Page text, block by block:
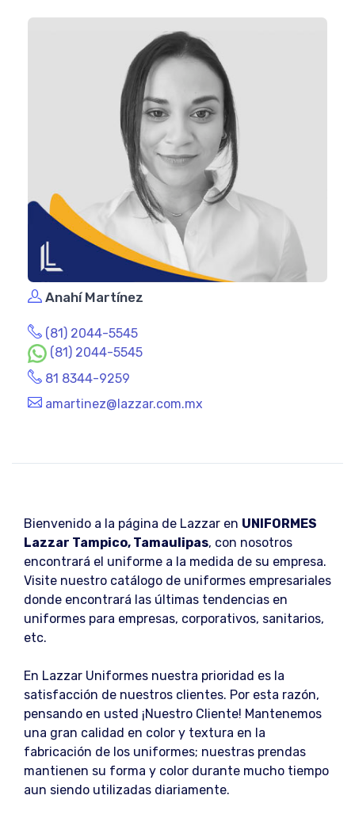
Anahí Martínez
(81) 2044-5545
(81) 2044-5545
81 8344-9259
amartinez@lazzar.com.mx
Bienvenido a la página de Lazzar en UNIFORMES
Lazzar Tampico, Tamaulipas, con nosotros
encontrará el uniforme a la medida de su empresa.
Visite nuestro catálogo de uniformes empresariales
donde encontrará las últimas tendencias en
uniformes para empresas, corporativos, sanitarios,
etc.
En Lazzar Uniformes nuestra prioridad es la
satisfacción de nuestros clientes. Por esta razón,
pensando en usted ¡Nuestro Cliente! Mantenemos
una gran calidad en color y textura en la
fabricación de los uniformes; nuestras prendas
mantienen su forma y color durante mucho tiempo
aun siendo utilizadas diariamente.